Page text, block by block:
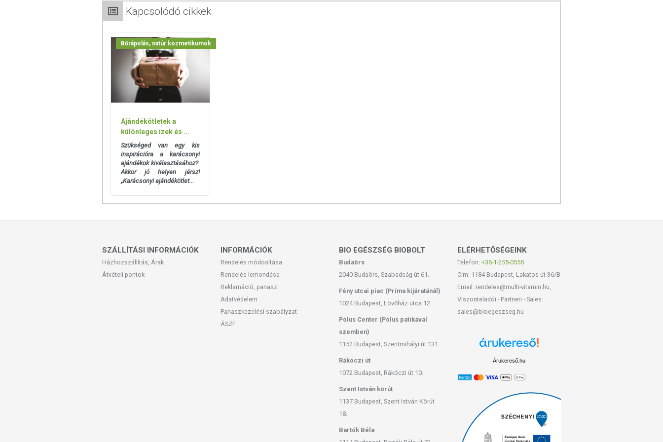
Kapcsolódó cikkek
Bőrápolás, natúr kozmetikumok
Ajándékötletek a
különleges ízek és ...
Szükséged van egy kis
inspirációra a karácsonyi
ajándékok kiválasztásához?
Akkor jó helyen jársz!
„Karácsonyi ajándékötlet...
SZÁLLÍTÁSI INFORMÁCIÓK
Házhozszállítás, Árak
Átvételi pontok
INFORMÁCIÓK
Rendelés módosítása
Rendelés lemondása
Reklamáció, panasz
Adatvédelem
Panaszkezelési szabályzat
ÁSZF
BIO EGÉSZSÉG BIOBOLT
Budaörs
2040 Budaörs, Szabadság út 61.
Fény utcai piac (Príma kijáratánál)
1024 Budapest, Lövőház utca 12.
Pólus Center (Pólus patikával
szemben)
1152 Budapest, Szentmihályi út 131.
Rákóczi út
1072 Budapest, Rákóczi út 10.
Szent István körút
1137 Budapest, Szent István Körút
18.
Bartók Béla
ELÉRHETŐSÉGEINK
Telefon: +36-1-255-0555
Cím: 1184 Budapest, Lakatos út 36/B
Email: rendeles@multi-vitamin.hu,
Viszonteladói - Partneri - Sales:
sales@bioegeszseg.hu
Árukereső.hu